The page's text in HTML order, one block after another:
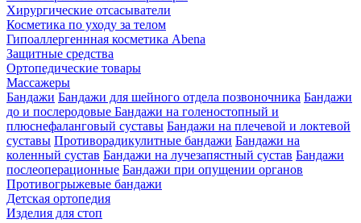
Хирургические отсасыватели
Косметика по уходу за телом
Гипоаллергеннная косметика Abena
Защитные средства
Ортопедические товары
Массажеры
Бандажи Бандажи для шейного отдела позвоночника Бандажи
до и послеродовые Бандажи на голеностопный и
плюснефаланговый суставы Бандажи на плечевой и локтевой
суставы Противорадикулитные бандажи Бандажи на
коленный сустав Бандажи на лучезапястный сустав Бандажи
послеоперационные Бандажи при опущении органов
Противогрыжевые бандажи
Детская ортопедия
Изделия для стоп